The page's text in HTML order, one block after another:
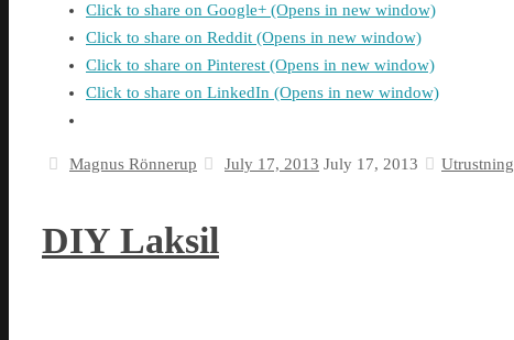
Click to share on Google+ (Opens in new window)
Click to share on Reddit (Opens in new window)
Click to share on Pinterest (Opens in new window)
Click to share on LinkedIn (Opens in new window)
Magnus Rönnerup July 17, 2013 July 17, 2013 Utrustning
DIY Laksil